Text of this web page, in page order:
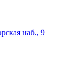
наб., 9